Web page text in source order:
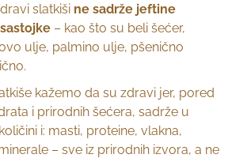
slatkiši ne sadrže jeftine
– kao što su beli šećer,
ulje, palmino ulje, pšenično
kažemo da su zdravi jer, pored
i prirodnih šećera, sadrže u
i: masti, proteine, vlakna,
– sve iz prirodnih izvora, a ne